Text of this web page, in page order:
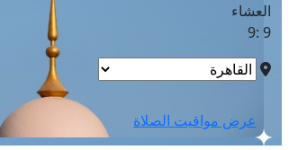
العشاء
9 :9
عرض مواقيت الصلاة